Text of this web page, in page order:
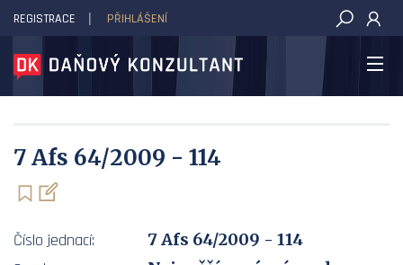
DAŇOVÝ KONZULTANT
REGISTRACE PŘIHLÁŠENÍ
7 Afs 64/2009 - 114
Číslo jednací:
7 Afs 64/2009 - 114